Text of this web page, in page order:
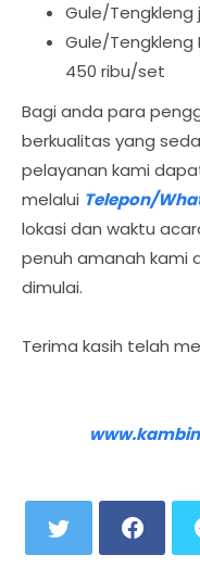
Gule/
Gule/Tengkleng
450 ribu/set
Bagi anda para
berkualitas yang
pelayanan kami
melalui Telepon/
lokasi dan waktu
penuh amanah kami
dimulai.
Terima kasih telah